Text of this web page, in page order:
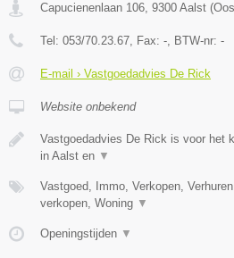
Capucienenlaan 106 9300 Aalst (
Tel: 053/70.23.67 , Fax: - , BTW-nr: -
E-mail › Vastgoedadvies De Rick
Website onbekend
Vastgoedadvies De Rick is voor het
in Aalst en ▼
Vastgoed, Immo, Verkopen,
verkopen, Woning ▼
Openingstijden ▼